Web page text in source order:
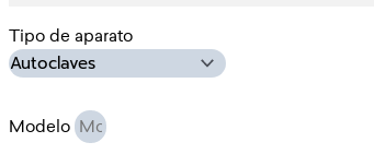
Tipo de aparato
Modelo